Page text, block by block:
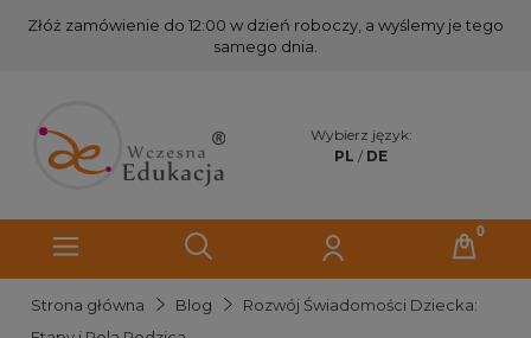
Złóż zamówienie do 12:00 w dzień roboczy, a wyślemy je tego
samego dnia.
Wybierz język:
PL / DE
Strona główna Blog
Rozwój Świadomości Dziecka: